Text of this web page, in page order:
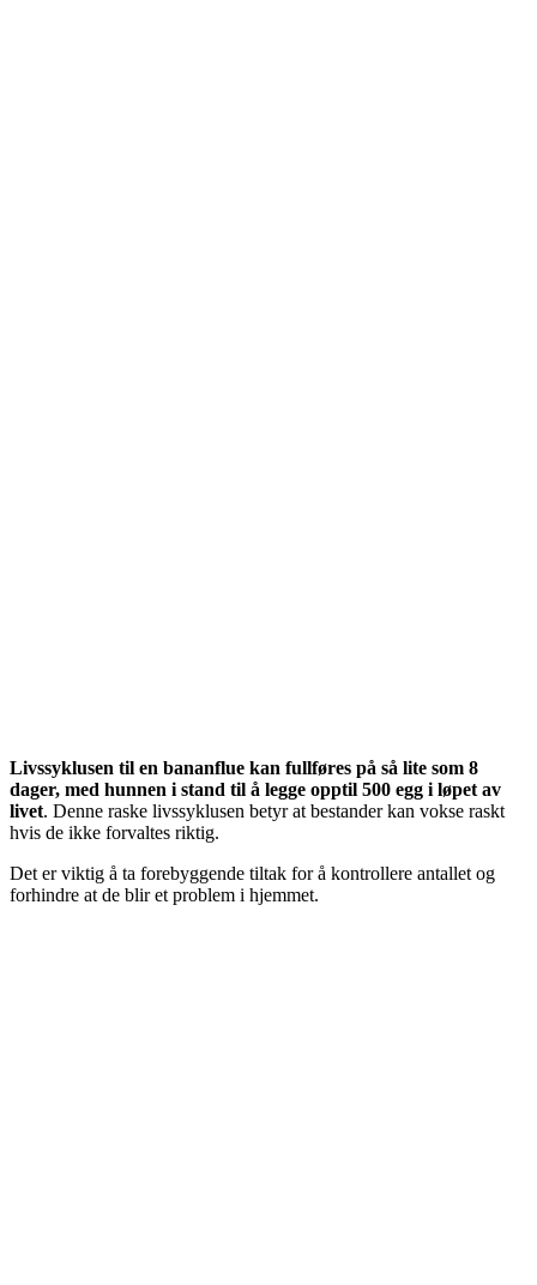
Livssyklusen til en bananflue kan fullføres på så lite som 8
dager, med hunnen i stand til å legge opptil 500 egg i løpet av
livet. Denne raske livssyklusen betyr at bestander kan vokse raskt
hvis de ikke forvaltes riktig.
Det er viktig å ta forebyggende tiltak for å kontrollere antallet og
forhindre at de blir et problem i hjemmet.